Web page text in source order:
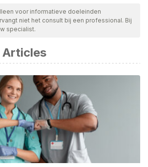
betrouwbaarheid, actualiteit en
De bibliografie van dit artikel werd
(2017). Liver wellness.
wp-
2017/08/Liver_Wellness.pdf
(n.d.). The progression of liver
for-patients/about-the-liver/the-
disease/
C. Can Urtica dioica supplementation
intoxication in Wistar rats? Vet World
voor informatieve doeleinden
niet het consult bij een professional. Bij
specialist.